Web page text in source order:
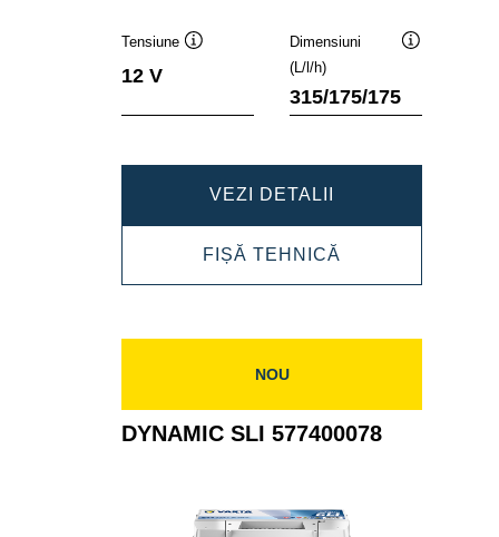
Tensiune
12 V
Dimensiuni
(L/l/h)
315/175/175
VEZI DETALII
SLI
585200080
FIȘĂ TEHNICĂ
SLI
NOU
DYNAMIC SLI 577400078